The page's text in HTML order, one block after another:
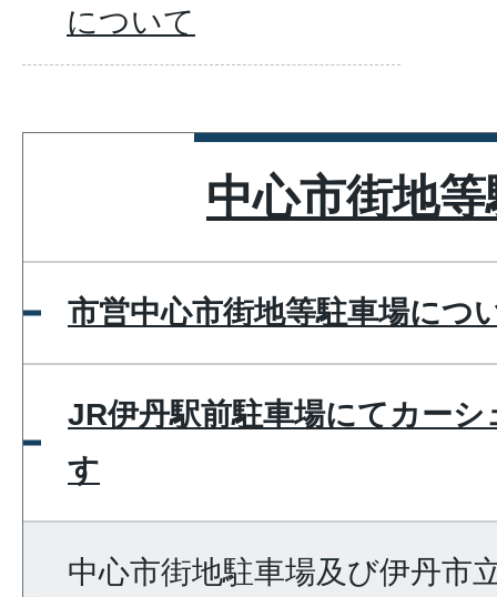
について
中心市街地
市営中心市街地等駐車場につ
JR伊丹駅前駐車場にてカー
す
中心市街地駐車場及び伊丹市